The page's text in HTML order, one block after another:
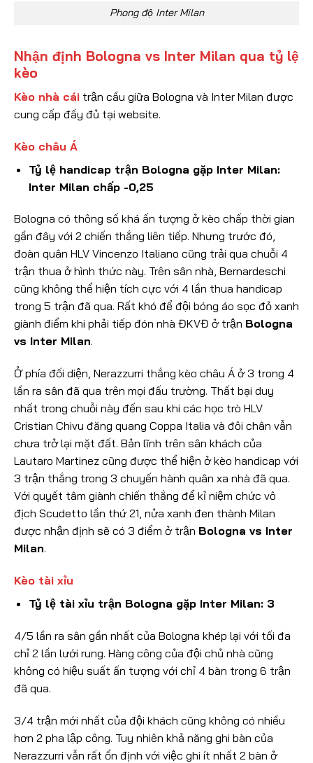
Phong độ Inter Milan
Nhận định Bologna vs Inter Milan qua tỷ lệ
kèo
Kèo nhà cái trận cầu giữa Bologna và Inter Milan được
cung cấp đầy đủ tại website.
Kèo châu Á
Tỷ lệ handicap trận Bologna gặp Inter Milan:
Inter Milan chấp -0,25
Bologna có thông số khá ấn tượng ở kèo chấp thời gian
gần đây với 2 chiến thắng liên tiếp. Nhưng trước đó,
đoàn quân HLV Vincenzo Italiano cũng trải qua chuỗi 4
trận thua ở hình thức này. Trên sân nhà, Bernardeschi
cũng không thể hiện tích cực với 4 lần thua handicap
trong 5 trận đã qua. Rất khó để đội bóng áo sọc đỏ xanh
giành điểm khi phải tiếp đón nhà ĐKVĐ ở trận Bologna
vs Inter Milan.
Ở phía đối diện, Nerazzurri thắng kèo châu Á ở 3 trong 4
lần ra sân đã qua trên mọi đấu trường. Thất bại duy
nhất trong chuỗi này đến sau khi các học trò HLV
Cristian Chivu đăng quang Coppa Italia và đôi chân vẫn
chưa trở lại mặt đất. Bản lĩnh trên sân khách của
Lautaro Martinez cũng được thể hiện ở kèo handicap với
3 trận thắng trong 3 chuyến hành quân xa nhà đã qua.
Với quyết tâm giành chiến thắng để kỉ niệm chức vô
địch Scudetto lần thứ 21, nửa xanh đen thành Milan
được nhận định sẽ có 3 điểm ở trận Bologna vs Inter
Milan.
Kèo tài xỉu
Tỷ lệ tài xỉu trận Bologna gặp Inter Milan: 3
4/5 lần ra sân gần nhất của Bologna khép lại với tối đa
chỉ 2 lần lưới rung. Hàng công của đội chủ nhà cũng
không có hiệu suất ấn tượng với chỉ 4 bàn trong 6 trận
đã qua.
3/4 trận mới nhất của đội khách cũng không có nhiều
hơn 2 pha lập công. Tuy nhiên khả năng ghi bàn của
Nerazzurri vẫn rất ổn định với việc ghi ít nhất 2 bàn ở